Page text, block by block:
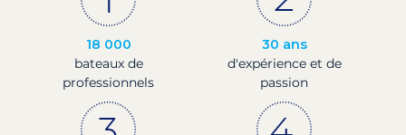
18 000
bateaux de
professionnels
30 ans
d'expérience et de
passion